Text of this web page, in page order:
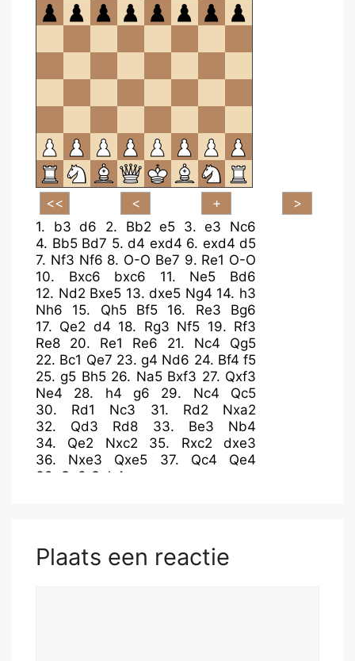
openen.
1. b3 d6 2. Bb2 e5 3.e3
Nc6
4. Bb5 Bd7 5. d4 exd4 6. exd4 d5
7. Nf3 Nf6 8. O-O Be7 9. Re1 O-O
10. Bxc6 bxc6 11. Ne5
Bd6
12. Nd2 Bxe5 13.dxe5 Ng4 14. h3
Nh6
15. Qh5 Bf5 16. Re3
Bg6
17. Qe2 d4 18. Rg3 Nf5 19. Rf3
Re8
20. Re1 Re6 21. Nc4
Qg5
22. Bc1 Qe7 23. g4 Nd6 24. Bf4 f5
25.g5 Bh5 26. Na5 Bxf3 27. Qxf3
Ne4
28. h4 g6 29. Nc4
Qc5
30. Rd1 Nc3 31. Rd2
Nxa2
32. Qd3 Rd8 33. Be3
Nb4
34. Qe2 Nxc2 35. Rxc2
dxe3
36. Nxe3 Qxe5 37. Qc4
Qe4
38.
Qc3 Qxh4
Plaats een reactie